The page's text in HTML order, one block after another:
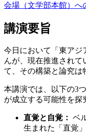
会場（文学部本館）へ
講演要旨
今日において「東アジ
んが、現在推進されて
て、その構築と論究は
本講演では、以下の3
が成立する可能性を探
直覚と自覚： ベ
生まれた「直覚